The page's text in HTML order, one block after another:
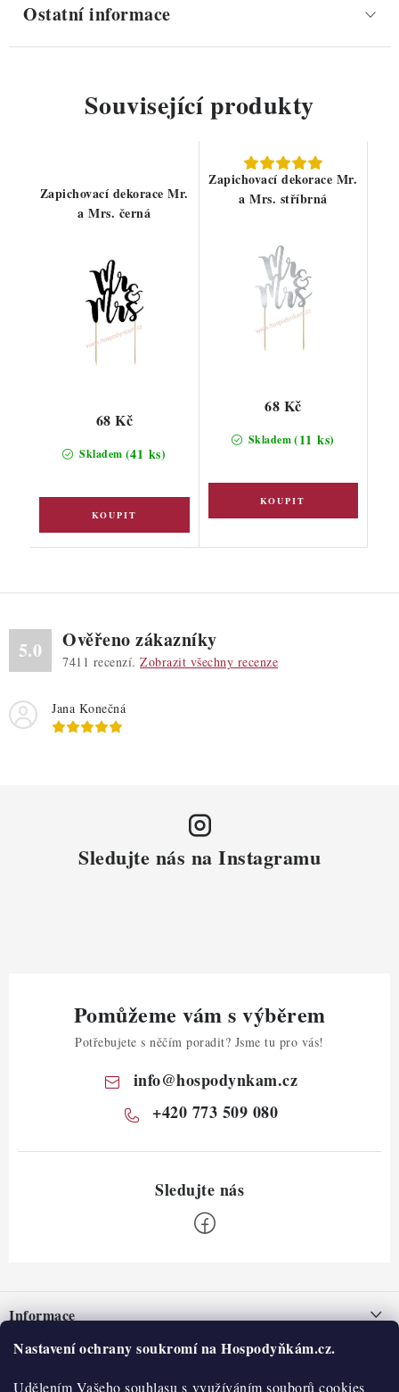
Nastavení ochrany soukromí na Hospodyňkám.cz.
Udělením Vašeho souhlasu s využíváním souborů cookies
Ostatní informace
Související produkty
Zapichovací dekorace Mr.
a Mrs. černá
Skladem (41 ks)
68 Kč
Zapichovací dekorace Mr.
a Mrs. stříbrná
Skladem(11 ks)
68 Kč
5.0 Ověřeno zákazníky
7411 recenzí. Zobrazit všechny recenze
Jana Konečná
Sledujte nás na Instagramu
Pomůžeme vám s výběrem
Potřebujete s něčím poradit? Jsme tu pro vás!
info@hospodynkam.cz
+420 773 509 080
pInformace
Nepřevzetí zásilky na dobírku
Obchodní podmínky
O nás